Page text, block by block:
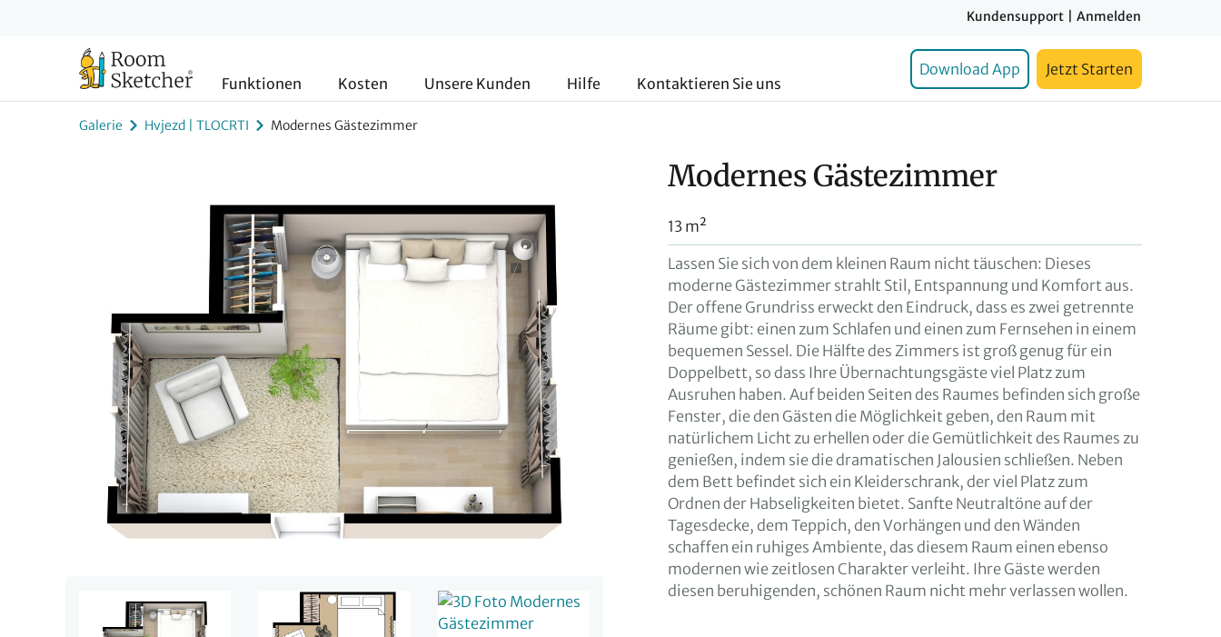
Kundensupport Anmelden
Funktionen Kosten Unsere Kunden Hilfe Kontaktieren Sie uns
Download App Jetzt Starten
Galerie Hvjezd | TLOCRTI Modernes Gästezimmer
Modernes Gästezimmer
13 m²
Lassen Sie sich von dem kleinen Raum nicht täuschen: Dieses
moderne Gästezimmer strahlt Stil, Entspannung und Komfort aus.
Der offene Grundriss erweckt den Eindruck, dass es zwei getrennte
Räume gibt: einen zum Schlafen und einen zum Fernsehen in einem
bequemen Sessel. Die Hälfte des Zimmers ist groß genug für ein
Doppelbett, so dass Ihre Übernachtungsgäste viel Platz zum
Ausruhen haben. Auf beiden Seiten des Raumes befinden sich große
Fenster, die den Gästen die Möglichkeit geben, den Raum mit
natürlichem Licht zu erhellen oder die Gemütlichkeit des Raumes zu
genießen, indem sie die dramatischen Jalousien schließen. Neben
dem Bett befindet sich ein Kleiderschrank, der viel Platz zum
Ordnen der Habseligkeiten bietet. Sanfte Neutraltöne auf der
Tagesdecke, dem Teppich, den Vorhängen und den Wänden
schaffen ein ruhiges Ambiente, das diesem Raum einen ebenso
modernen wie zeitlosen Charakter verleiht. Ihre Gäste werden
diesen beruhigenden, schönen Raum nicht mehr verlassen wollen.